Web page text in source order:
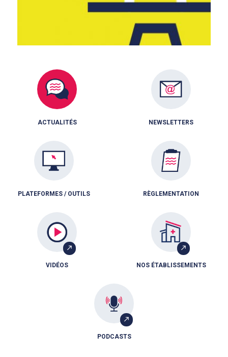
ACTUALITÉS NEWSLETTERS
PLATEFORMES / OUTILS RÈGLEMENTATION
VIDÉOS NOS ÉTABLISSEMENTS
PODCASTS